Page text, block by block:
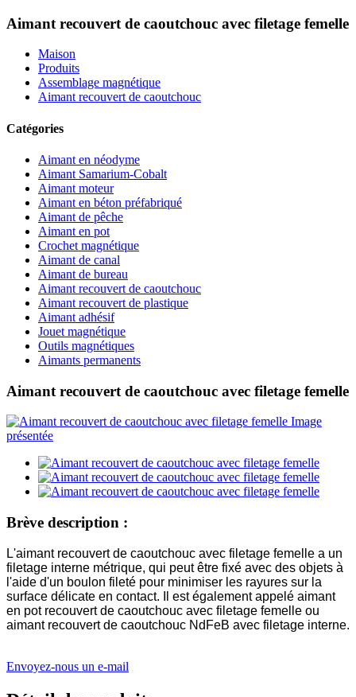
Aimant recouvert de caoutchouc avec filetage femelle
Maison
Produits
Assemblage magnétique
Aimant recouvert de caoutchouc
Catégories
Aimant en néodyme
Aimant Samarium-Cobalt
Aimant moteur
Aimant en béton préfabriqué
Aimant de pêche
Aimant en pot
Crochet magnétique
Aimant de canal
Aimant de bureau
Aimant recouvert de caoutchouc
Aimant recouvert de plastique
Aimant adhésif
Jouet magnétique
Outils magnétiques
Aimants permanents
Aimant recouvert de caoutchouc avec filetage femelle
Brève description :
L'aimant recouvert de caoutchouc avec filetage femelle a un
filetage interne métrique, qui peut être fixé avec des objets à
l'aide d'un boulon fileté pour minimiser les rayures sur la
surface délicate en contact. Il est également appelé aimant
en pot recouvert de caoutchouc avec filetage femelle ou
aimant recouvert de caoutchouc NdFeB avec filetage interne.
Envoyez-nous un e-mail